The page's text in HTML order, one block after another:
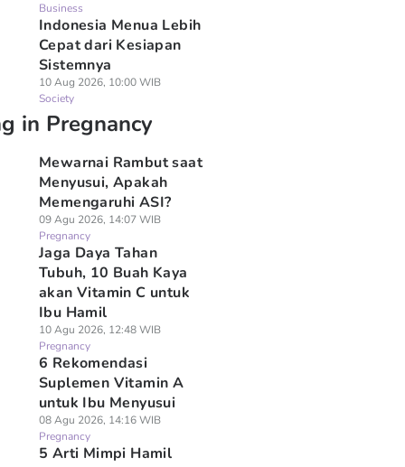
Business
Indonesia Menua Lebih
Cepat dari Kesiapan
Sistemnya
10 Aug 2026, 10:00 WIB
Society
in Pregnancy
Mewarnai Rambut saat
Menyusui, Apakah
Memengaruhi ASI?
09 Agu 2026, 14:07 WIB
Pregnancy
Jaga Daya Tahan
Tubuh, 10 Buah Kaya
akan Vitamin C untuk
Ibu Hamil
10 Agu 2026, 12:48 WIB
Pregnancy
6 Rekomendasi
Suplemen Vitamin A
untuk Ibu Menyusui
08 Agu 2026, 14:16 WIB
Pregnancy
5 Arti Mimpi Hamil